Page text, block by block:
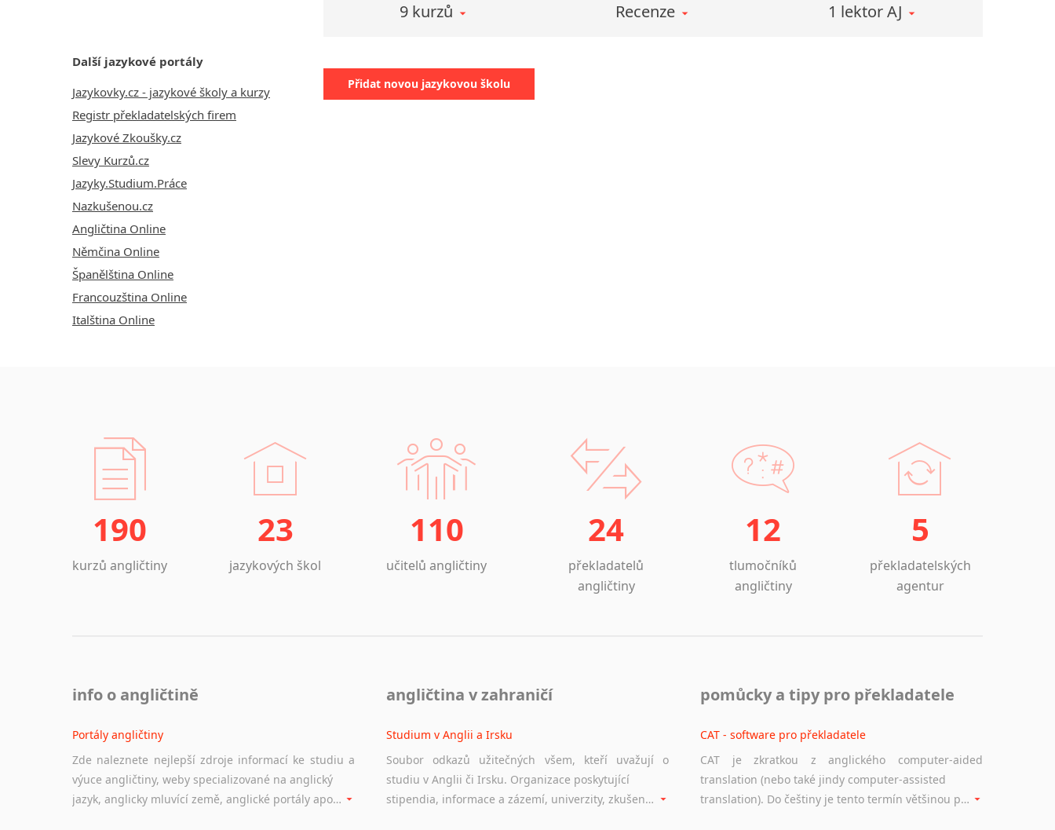
Další jazykové portály
Jazykovky.cz - jazykové školy a kurzy
Registr překladatelských firem
Jazykové Zkoušky.cz
Slevy Kurzů.cz
Jazyky.Studium.Práce
Nazkušenou.cz
Angličtina Online
Němčina Online
Španělština Online
Francouzština Online
Italština Online
9 kurzů Recenze 1 lektor AJ
Přidat novou jazykovou školu
190
kurzů angličtiny
23
jazykových škol
110
učitelů angličtiny
24
překladatelů
angličtiny
12
tlumočníků
angličtiny
5
překladatelských
agentur
info o angličtině
Portály angličtiny
Zde naleznete nejlepší zdroje informací ke studiu a
výuce angličtiny, weby specializované na anglický
jazyk, anglicky mluvící země, anglické portály apod. Rubrika obsahuje zejména komplexní a maximálně kvalitní stránky využitelné ke studiu angličtiny.
angličtina v zahraničí
Studium v Anglii a Irsku
Soubor odkazů užitečných všem, kteří uvažují o
studiu v Anglii či Irsku. Organizace poskytující
stipendia, informace a zázemí, univerzity, zkušenosti studentů.
pomůcky a tipy pro překladatele
CAT - software pro překladatele
CAT je zkratkou z anglického computer-aided
translation (nebo také jindy computer-assisted
translation). Do češtiny je tento termín většinou překládán jako počítačem podporovaný překlad či překlad podporovaný počítačem. Nástroje CAT ukládají překládané fráze a při dalším překladu vám je automaticky nabízejí, takže se již nemusíte zdržovat s jejich dalším překládáním.